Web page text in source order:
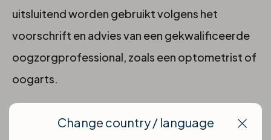
uitsluitend worden gebruikt volgens het
voorschrift en advies van een gekwalificeerde
oogzorgprofessional, zoals een optometrist of
oogarts.
Door dit product te bestellen bevestigt u dat u
Change country / language